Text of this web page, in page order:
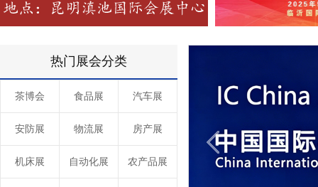
热门展会分类
茶博会 食品展 汽车展
安防展 物流展 房产展
机床展 自动化展 农产品展